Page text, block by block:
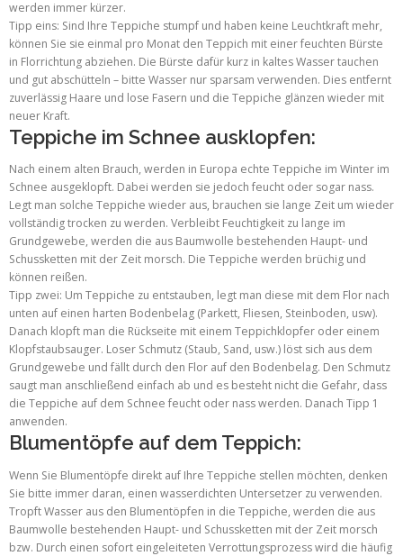
werden immer kürzer.
Tipp eins: Sind Ihre Teppiche stumpf und haben keine Leuchtkraft mehr,
können Sie sie einmal pro Monat den Teppich mit einer feuchten Bürste
in Florrichtung abziehen. Die Bürste dafür kurz in kaltes Wasser tauchen
und gut abschütteln – bitte Wasser nur sparsam verwenden. Dies entfernt
zuverlässig Haare und lose Fasern und die Teppiche glänzen wieder mit
neuer Kraft.
Teppiche im Schnee ausklopfen:
Nach einem alten Brauch, werden in Europa echte Teppiche im Winter im
Schnee ausgeklopft. Dabei werden sie jedoch feucht oder sogar nass.
Legt man solche Teppiche wieder aus, brauchen sie lange Zeit um wieder
vollständig trocken zu werden. Verbleibt Feuchtigkeit zu lange im
Grundgewebe, werden die aus Baumwolle bestehenden Haupt- und
Schussketten mit der Zeit morsch. Die Teppiche werden brüchig und
können reißen.
Tipp zwei: Um Teppiche zu entstauben, legt man diese mit dem Flor nach
unten auf einen harten Bodenbelag (Parkett, Fliesen, Steinboden, usw).
Danach klopft man die Rückseite mit einem Teppichklopfer oder einem
Klopfstaubsauger. Loser Schmutz (Staub, Sand, usw.) löst sich aus dem
Grundgewebe und fällt durch den Flor auf den Bodenbelag. Den Schmutz
saugt man anschließend einfach ab und es besteht nicht die Gefahr, dass
die Teppiche auf dem Schnee feucht oder nass werden. Danach Tipp 1
anwenden.
Blumentöpfe auf dem Teppich:
Wenn Sie Blumentöpfe direkt auf Ihre Teppiche stellen möchten, denken
Sie bitte immer daran, einen wasserdichten Untersetzer zu verwenden.
Tropft Wasser aus den Blumentöpfen in die Teppiche, werden die aus
Baumwolle bestehenden Haupt- und Schussketten mit der Zeit morsch
bzw. Durch einen sofort eingeleiteten Verrottungsprozess wird die häufig